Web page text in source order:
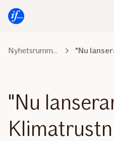
direkt
huvudmenyn
direkt
innehåll
Nyhetsrummet
"Nu